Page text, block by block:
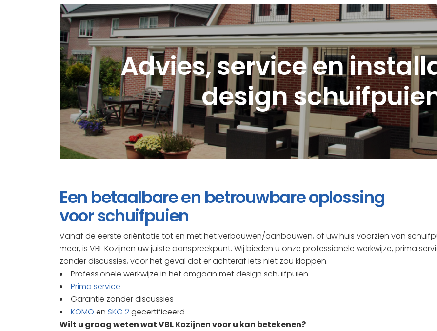
Advies, service en
design
Een betaalbare en betrouwbare oplossing
voor schuifpuien
Vanaf de eerste oriëntatie tot en met het verbouwen/aanbouwen, of uw huis voorzien van
meer, is VBL Kozijnen uw juiste aanspreekpunt. Wij bieden u onze professionele werkwijze, prima
zonder discussies, voor het geval dat er achteraf iets niet zou kloppen.
Professionele werkwijze in het omgaan met design schuifpuien
Prima service
Garantie zonder discussies
KOMO en SKG 2gecertificeerd
Wilt u graag weten wat VBL Kozijnen voor u kan betekenen?